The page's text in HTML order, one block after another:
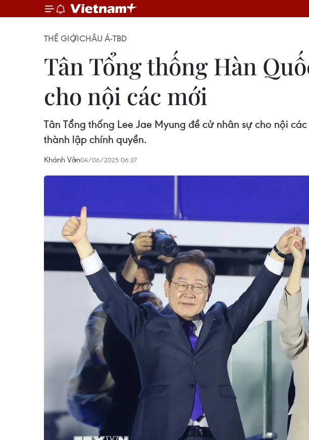
THẾ GIỚICHÂU Á-TBD
Tân Tổng thống Hàn
cho nội các mới
Tân Tổng thống Lee Jae Myung đề cử nhân sự cho nội
thành lập chính quyền.
Khánh Vân04/06/2025 06:37